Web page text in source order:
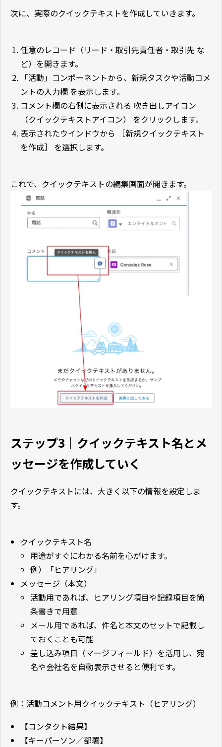
次に、実際のクイックテキストを作成していきます。
任意のレコード（リード・取引先責任者・取引先 な
ど）を開きます。
「活動」コンポーネントから、新規タスクや活動コメ
ントの入力欄 を表示します。
コメント欄の右側に表示される 吹き出しアイコン
（クイックテキストアイコン） をクリックします。
表示されたウインドウから ［新規クイックテキスト
を作成］ を選択します。
これで、クイックテキストの編集画面が開きます。
ステップ3｜クイックテキスト名とメ
ッセージを作成していく
クイックテキストには、大きく以下の情報を設定しま
す。
クイックテキスト名
用途がすぐにわかる名前を心がけます。
例）「ヒアリング」
メッセージ（本文）
活動用であれば、ヒアリング項目や記録項目を箇
条書きで用意
メール用であれば、件名と本文のセットで記載し
ておくことも可能
差し込み項目（マージフィールド）を活用し、宛
名や会社名を自動表示させると便利です。
例：活動コメント用クイックテキスト（ヒアリング）
【コンタクト結果】
【キーパーソン／部署】